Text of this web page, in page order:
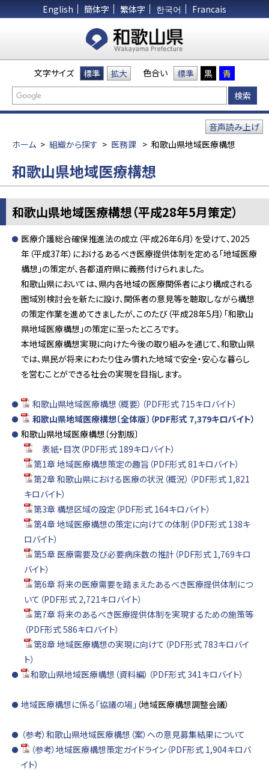
English 簡体字 繁体字 한국어 Francais
文字サイズ 標準 拡大 色合い 標準 黒 青
ホーム > 組織から探す > 医務課 > 和歌山県地域医療構想
音声読み上げ
和歌山県地域医療構想
和歌山県地域医療構想（平成28年5月策定）
医療介護総合確保推進法の成立（平成26年6月）を受けて、2025
年（平成37年）におけるあるべき医療提供体制を定める「地域医療
構想」の策定が、各都道府県に義務付けられました。
和歌山県においては、県内各地域の医療関係者により構成される
圏域別検討会を新たに設け、関係者の意見等を聴取しながら構想
の策定作業を進めてきましたが、このたび（平成28年5月）「和歌山
県地域医療構想」の策定に至ったところです。
本地域医療構想実現に向けた今後の取り組みを通じて、和歌山県
では、県民が将来にわたり住み慣れた地域で安全・安心な暮らし
を営むことができる社会の実現を目指します。
和歌山県地域医療構想（概要）（PDF形式 715キロバイト）
和歌山県地域医療構想〔全体版〕（PDF形式 7,379キロバイト）
和歌山県地域医療構想〔分割版〕
表紙・目次（PDF形式 189キロバイト）
第1章 地域医療構想策定の趣旨（PDF形式 81キロバイト）
第2章 和歌山県における医療の状況（概況）（PDF形式 1,821
キロバイト）
第3章 構想区域の設定（PDF形式 164キロバイト）
第4章 地域医療構想の策定に向けての体制（PDF形式 138キ
ロバイト）
第5章 医療需要及び必要病床数の推計（PDF形式 1,769キロ
バイト）
第6章 将来の医療需要を踏まえたあるべき医療提供体制につ
いて（PDF形式 2,721キロバイト）
第7章 将来のあるべき医療提供体制を実現するための施策等
（PDF形式 586キロバイト）
第8章 地域医療構想の実現に向けて（PDF形式 783キロバイ
ト）
和歌山県地域医療構想（資料編）（PDF形式 341キロバイト）
地域医療構想に係る「協議の場」 （地域医療構想調整会議）
（参考）和歌山県地域医療構想（案）への意見募集結果について
（参考）地域医療構想策定ガイドライン（PDF形式 1,904キロバ
イト）